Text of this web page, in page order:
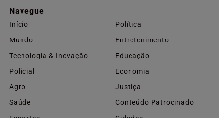
Navegue
Início
Política
Mundo
Entretenimento
Tecnologia & Inovação
Educação
Policial
Economia
Agro
Justiça
Saúde
Conteúdo Patrocinado